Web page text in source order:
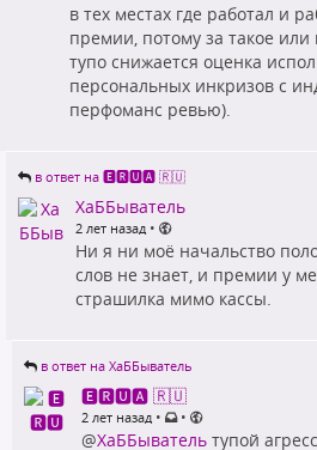
в тех местах где работал и
премии, потому за такое
тупо снижается оценка
персональных инкризов с
перфоманс ревью).
в ответ на 🅴🆁🆄🅰 🇷🇺
ХаББыватель
2 лет назад •
Ни я ни моё начальство
слов не знает, и премии у
страшилка мимо кассы.
в ответ на ХаББыватель
🅴🆁🆄🅰 🇷🇺
2 лет назад • •
@ХаББыватель тупой